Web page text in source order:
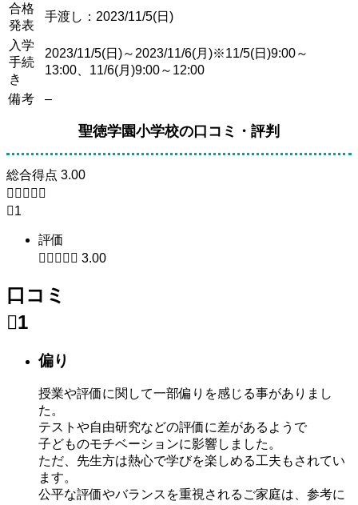
合格
発表
手渡し：2023/11/5(日)
入学
手続
き
2023/11/5(日)～2023/11/6(月)※11/5(日)9:00～
13:00、11/6(月)9:00～12:00
備考 –
聖徳学園小学校の口コミ・評判
総合得点 3.00
    
1
評価
     3.00
口コミ
1
偏り
授業や評価に関して一部偏りを感じる事がありまし
た。
テストや自由研究などの評価に差があるようで
子どものモチベーションに影響しました。
ただ、先生方は熱心で学びを楽しめる工夫もされてい
ます。
公平な評価やバランスを重視されるご家庭は、参考に